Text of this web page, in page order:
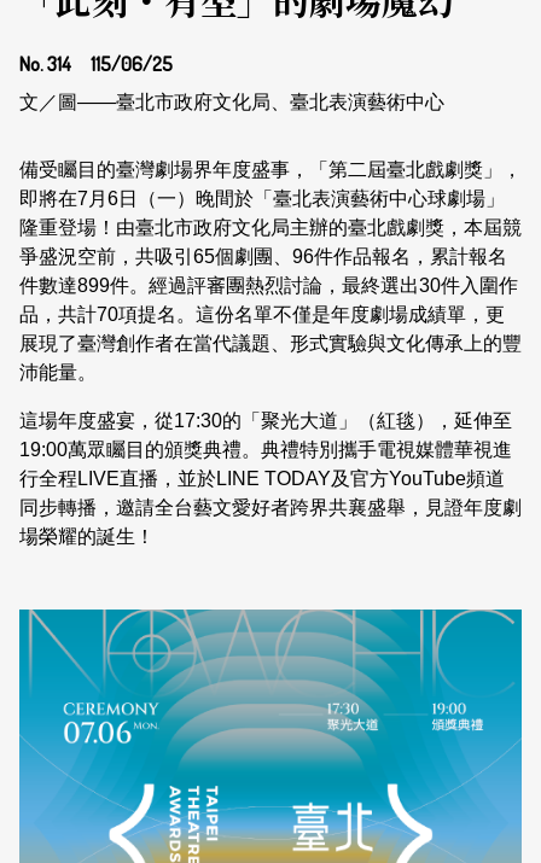
活動日曆
地圖搜尋
常見問答
關於我們
訂閱文化快遞
聯絡我們
我要刊登
會員基本資料
網站導覽 English
日本語 登入/註冊
No. 314 115/06/25
文／圖——臺北市政府文化局、臺北表演藝術中心
備受矚目的臺灣劇場界年度盛事，「第二屆臺北戲劇獎」，
即將在7月6日（一）晚間於「臺北表演藝術中心球劇場」
隆重登場！由臺北市政府文化局主辦的臺北戲劇獎，本屆競
爭盛況空前，共吸引65個劇團、96件作品報名，累計報名
件數達899件。經過評審團熱烈討論，最終選出30件入圍作
品，共計70項提名。這份名單不僅是年度劇場成績單，更
展現了臺灣創作者在當代議題、形式實驗與文化傳承上的豐
沛能量。
這場年度盛宴，從17:30的「聚光大道」（紅毯），延伸至
19:00萬眾矚目的頒獎典禮。典禮特別攜手電視媒體華視進
行全程LIVE直播，並於LINE TODAY及官方YouTube頻道
同步轉播，邀請全台藝文愛好者跨界共襄盛舉，見證年度劇
場榮耀的誕生！